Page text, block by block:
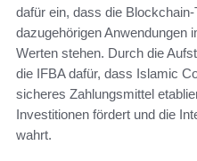
dafür ein, dass die
dazugehörigen Anwendungen
Werten stehen. Durch die
die IFBA dafür, dass Islamic
sicheres Zahlungsmittel
Investitionen fördert und die
wahrt.